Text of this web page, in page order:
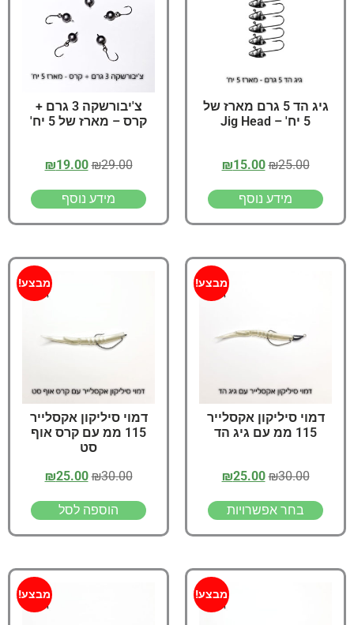
גיג הד 5 גרם מארז של
5 יח' – Jig Head
₪25.00
₪15.00
מידע נוסף
צ'יבורשקה 3 גרם +
קרס – מארז של 5 יח'
₪29.00
₪19.00
מידע נוסף
מבצע!
דמוי סיליקון אקסלייר
115 ממ עם גיג הד
₪30.00
₪25.00
בחר אפשרויות
מבצע!
דמוי סיליקון אקסלייר
115 ממ עם קרס אוף
סט
₪30.00
₪25.00
הוספה לסל
מבצע! מבצע!